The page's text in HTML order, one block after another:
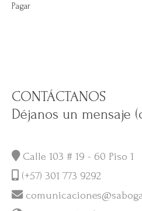
Pagar
CONTÁCTANOS
Déjanos un mensaje
Calle 103 # 19 - 60 Piso 1
(+57) 301 773 9292